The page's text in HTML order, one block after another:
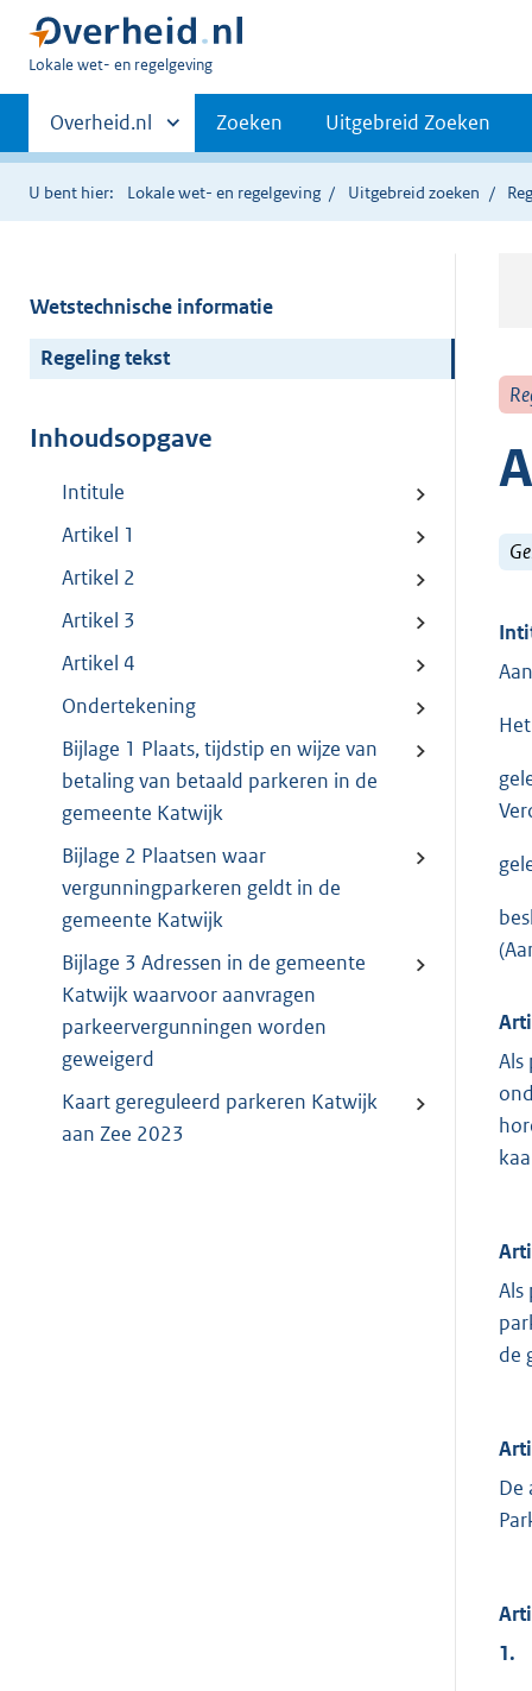
U
hier:
Lokale wet- en regelgeving
Primaire
navigatie
Andere
sites
binnen
Overheid.nl Zoeken Uitgebreid Zoeken
U bent hier: Lokale wet- en regelgeving Uitgebreid zoeken
Wetstechnische informatie
Regeling tekst
Inhoudsopgave
Intitule
Artikel 1
Artikel 2
Artikel 3
Artikel 4
Ondertekening
Bijlage 1 Plaats, tijdstip en wijze van
betaling van betaald parkeren in de
gemeente Katwijk
Bijlage 2 Plaatsen waar
vergunningparkeren geldt in de
gemeente Katwijk
Bijlage 3 Adressen in de gemeente
Katwijk waarvoor aanvragen
parkeervergunningen worden
geweigerd
Kaart gereguleerd parkeren Katwijk
aan Zee 2023
Als
Als
de
De
1.